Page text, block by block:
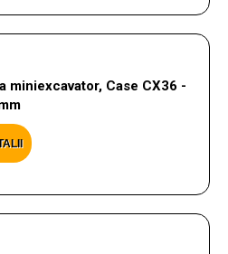
miniexcavator, Case CX36 -